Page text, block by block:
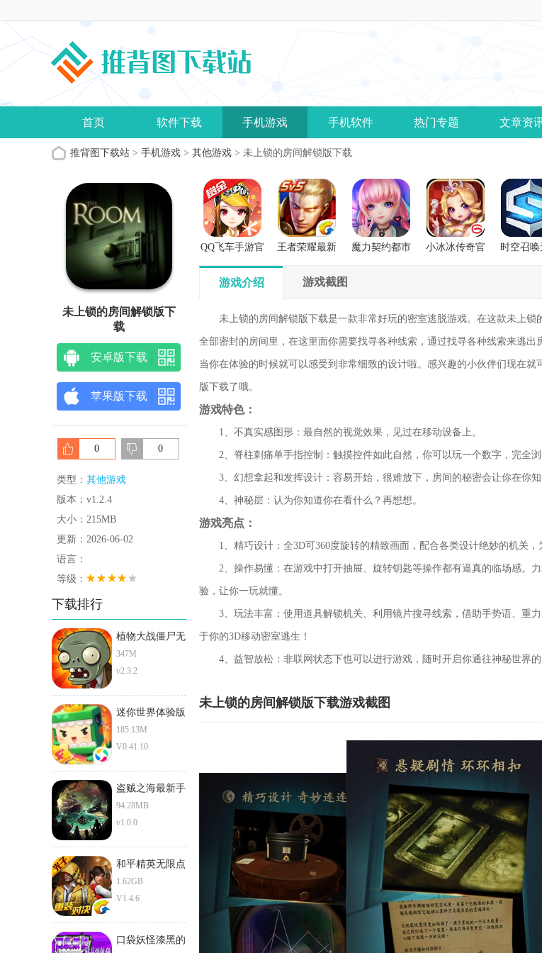
首页 软件下载 手机游戏 手机软件 热门专题 文章资
推背图下载站 > 手机游戏 > 其他游戏 > 未上锁的房间解锁版下载
未上锁的房间解锁版下
载
安卓版下载
苹果版下载
0 0
类型： 其他游戏
版本：v1.2.4
大小：215MB
更新：2026-06-02
语言：
等级：
下载排行
植物大战僵尸无
限阳光版
347M
v2.3.2
迷你世界体验版
185.13M
V0.41.10
盗贼之海最新手
机版
94.28MB
v1.0.0
和平精英无限点
券版
1.62GB
V1.4.6
口袋妖怪漆黑的
QQ飞车手游官
王者荣耀最新
魔力契约都市
小冰冰传奇官
时空召唤
游戏介绍 游戏截图
未上锁的房间解锁版下载是一款非常好玩的密室逃脱游戏。在这款未上锁
全部密封的房间里，在这里面你需要找寻各种线索，通过找寻各种线索来逃出
当你在体验的时候就可以感受到非常细致的设计啦。感兴趣的小伙伴们现在就
版下载了哦。
游戏特色：
1、不真实感图形：最自然的视觉效果，见过在移动设备上。
2、脊柱刺痛单手指控制：触摸控件如此自然，你可以玩一个数字，完全浏
3、幻想拿起和发挥设计：容易开始，很难放下，房间的秘密会让你在你知
4、神秘层：认为你知道你在看什么？再想想。
游戏亮点：
1、精巧设计：全3D可360度旋转的精致画面，配合各类设计绝妙的机关，
2、操作易懂：在游戏中打开抽屉、旋转钥匙等操作都有逼真的临场感。
验，让你一玩就懂。
3、玩法丰富：使用道具解锁机关、利用镜片搜寻线索，借助手势语、重力
于你的3D移动密室逃生！
4、益智放松：非联网状态下也可以进行游戏，随时开启你通往神秘世界的
未上锁的房间解锁版下载游戏截图